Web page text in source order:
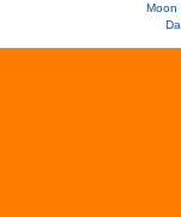
Moon